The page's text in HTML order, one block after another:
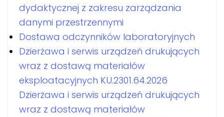
dydaktycznej z zakresu zarządzania
danymi przestrzennymi
Dostawa odczynników laboratoryjnych
Dzierżawa i serwis urządzeń drukujących
wraz z dostawą materiałów
eksploatacyjnych KU.2301.64.2026
Dzierżawa i serwis urządzeń drukujących
wraz z dostawą materiałów